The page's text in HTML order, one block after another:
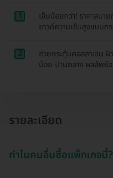
1
เจ็บน้อยกว่า! ราคาสบา
ซาวด์ความเข้นสูงแบบก
2
ช่วยกระตุ้นคอลลาเจน
น้อย-ปานกลาง ผลลัพธ์
รายละเอียด
ทำไมคนอื่นซื้อแพ็กเกจนี้?